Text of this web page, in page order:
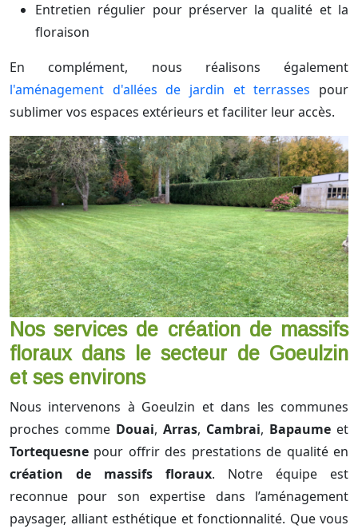
Entretien régulier pour préserver la qualité et la
floraison
En complément, nous réalisons également
l'aménagement d'allées de jardin et terrasses pour
sublimer vos espaces extérieurs et faciliter leur accès.
Nos services de création de massifs
floraux dans le secteur de Goeulzin
et ses environs
Nous intervenons à Goeulzin et dans les communes
proches comme Douai, Arras, Cambrai, Bapaume et
Tortequesne pour offrir des prestations de qualité en
création de massifs floraux. Notre équipe est
reconnue pour son expertise dans l’aménagement
paysager, alliant esthétique et fonctionnalité. Que vous